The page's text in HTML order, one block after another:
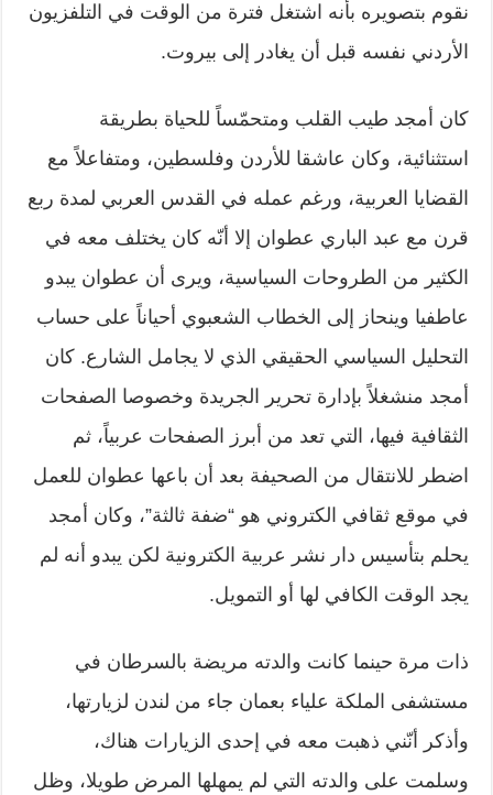
نقوم بتصويره بأنه اشتغل فترة من الوقت في التلفزيون
الأردني نفسه قبل أن يغادر إلى بيروت.
كان أمجد طيب القلب ومتحمّساً للحياة بطريقة
استثنائية، وكان عاشقا للأردن وفلسطين، ومتفاعلاً مع
القضايا العربية، ورغم عمله في القدس العربي لمدة ربع
قرن مع عبد الباري عطوان إلا أنّه كان يختلف معه في
الكثير من الطروحات السياسية، ويرى أن عطوان يبدو
عاطفيا وينحاز إلى الخطاب الشعبوي أحياناً على حساب
التحليل السياسي الحقيقي الذي لا يجامل الشارع. كان
أمجد منشغلاً بإدارة تحرير الجريدة وخصوصا الصفحات
الثقافية فيها، التي تعد من أبرز الصفحات عربياً، ثم
اضطر للانتقال من الصحيفة بعد أن باعها عطوان للعمل
في موقع ثقافي الكتروني هو “ضفة ثالثة”، وكان أمجد
يحلم بتأسيس دار نشر عربية الكترونية لكن يبدو أنه لم
يجد الوقت الكافي لها أو التمويل.
ذات مرة حينما كانت والدته مريضة بالسرطان في
مستشفى الملكة علياء بعمان جاء من لندن لزيارتها،
وأذكر أنّني ذهبت معه في إحدى الزيارات هناك،
وسلمت على والدته التي لم يمهلها المرض طويلا، وظل